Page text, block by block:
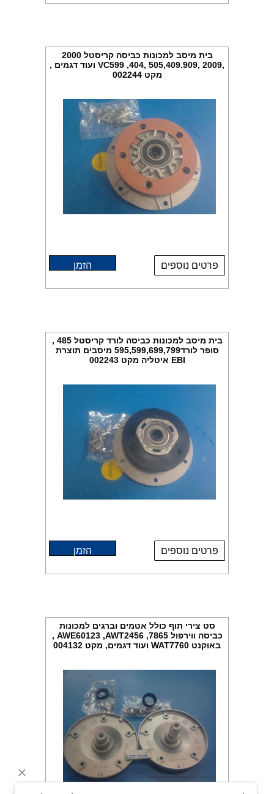
בית מיסב למכונות כביסה קריסטל 2000
,VC599 ,404, 505,409.909, 2009 ועוד דגמים ,
מקט 002244
פרטים נוספים הזמן
בית מיסב למכונות כביסה לורד קריסטל 485 ,
סופר לורד595,599,699,799 מיסבים תוצרת
EBI איטליה מקט 002243
פרטים נוספים הזמן
סט צירי תוף כולל אטמים וברגים למכונות
כביסה ווירפול 7865, AWE60123 ,AWT2456 ,
באוקנט WAT7760 ועוד דגמים, מקט 004132